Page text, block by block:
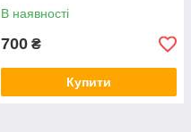
В наявності
700 ₴
Купити